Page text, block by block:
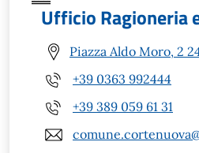
Ufficio Ragioneria
Piazza Aldo Moro, 2
+39 0363 992444
+39 389 059 61 31